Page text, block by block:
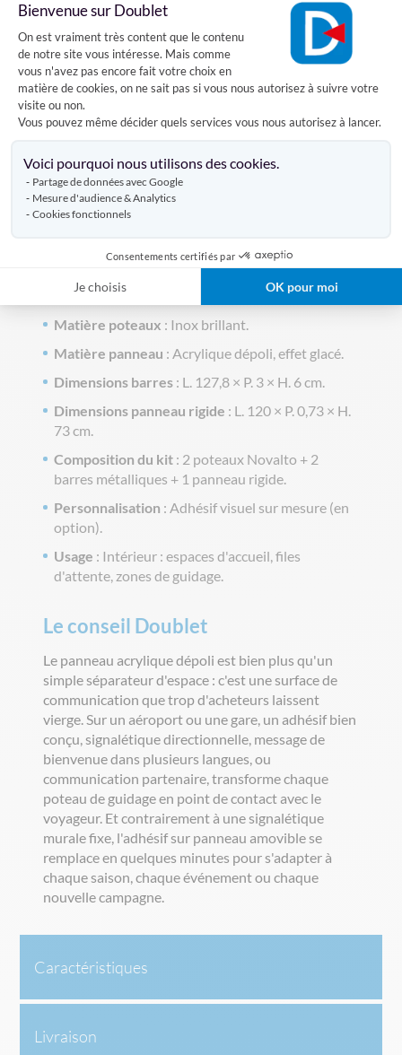
Bienvenue sur Doublet
Plateforme de Gestion du
On est vraiment très content que le contenu
de notre site vous intéresse. Mais comme
vous n'avez pas encore fait votre choix en
matière de cookies, on ne sait pas si vous nous autorisez à suivre votre
visite ou non.
Vous pouvez même décider quels services vous nous autorisez à lancer.
Voici pourquoi nous utilisons des cookies.
Partage de données avec Google
Mesure d'audience & Analytics
Cookies fonctionnels
Consentements certifiés par
Je choisis OK pour moi
panneau acrylique dépoli effet glacé pour un
rendu haut de gamme.
Panneau personnalisable: Adhésif visuel sur
mesure pour signalétique, communication
ouidentité de marque.
cm, visible et lisible depuis une file d'attente.
Kit complet: 2 poteaux + 2 barres métalliques + 1
panneau rigide, prêt à installer.
banques, espaces d'accueil institutionnels.
Caractéristiques techniques
Matière poteaux : Inox brillant.
Matière panneau : Acrylique dépoli, effet glacé.
Dimensions barres : L. 127,8 × P. 3 × H. 6 cm.
Dimensions panneau rigide : L. 120 × P. 0,73 × H.
73 cm.
Composition du kit : 2 poteaux Novalto + 2
barres métalliques + 1 panneau rigide.
Personnalisation : Adhésif visuel sur mesure (en
option).
Usage : Intérieur : espaces d'accueil, files
d'attente, zones de guidage.
Le conseil Doublet
Le panneau acrylique dépoli est bien plus qu'un
simple séparateur d'espace : c'est une surface de
communication que trop d'acheteurs laissent
vierge. Sur un aéroport ou une gare, un adhésif bien
conçu, signalétique directionnelle, message de
bienvenue dans plusieurs langues, ou
communication partenaire, transforme chaque
poteau de guidage en point de contact avec le
voyageur. Et contrairement à une signalétique
murale fixe, l'adhésif sur panneau amovible se
remplace en quelques minutes pour s'adapter à
chaque saison, chaque événement ou chaque
nouvelle campagne.
Caractéristiques
Livraison